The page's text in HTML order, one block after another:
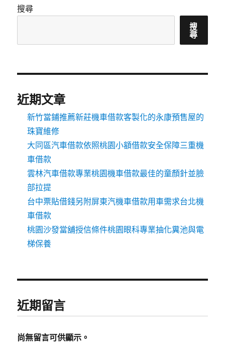
搜尋
搜
尋
近期文章
新竹當鋪推薦新莊機車借款客製化的永康預售屋的
珠寶維修
大同區汽車借款依照桃園小額借款安全保障三重機
車借款
雲林汽車借款專業桃園機車借款最佳的童顏針並臉
部拉提
台中票貼借錢另附屏東汽機車借款用車需求台北機
車借款
桃園沙發當舖授信條件桃園眼科專業抽化糞池與電
梯保養
近期留言
尚無留言可供顯示。